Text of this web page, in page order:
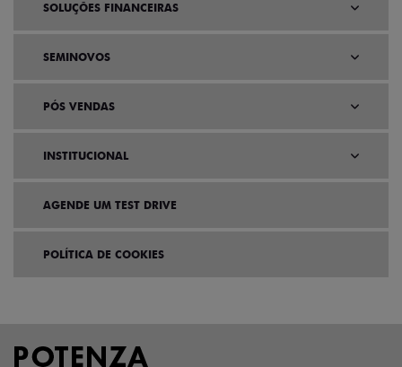
SOLUÇÕES FINANCEIRAS
SEMINOVOS
PÓS VENDAS
INSTITUCIONAL
AGENDE UM TEST DRIVE
POLÍTICA DE COOKIES